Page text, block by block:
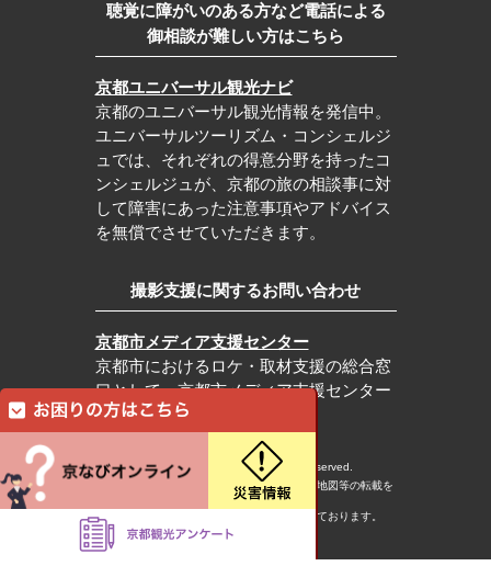
聴覚に障がいのある方など電話による
御相談が難しい方はこちら
京都ユニバーサル観光ナビ
京都のユニバーサル観光情報を発信中。
ユニバーサルツーリズム・コンシェルジ
ュでは、それぞれの得意分野を持ったコ
ンシェルジュが、京都の旅の相談事に対
して障害にあった注意事項やアドバイス
を無償でさせていただきます。
撮影支援に関するお問い合わせ
京都市メディア支援センター
京都市におけるロケ・取材支援の総合窓
口として、京都市メディア支援センター
を運営しています。
c Kyoto City Tourism Association All rights reserved.
※本ホームページの内容・写真・イラスト・地図等の転載を
固くお断りします。
※本ホームページの運営は宿泊税を活用しております。